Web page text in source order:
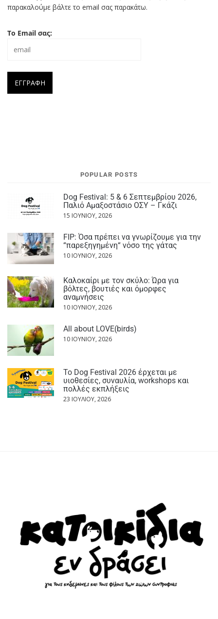
παρακαλούμε βάλτε το email σας παρακάτω.
Το Email σας:
POPULAR POSTS
Dog Festival: 5 & 6 Σεπτεμβρίου 2026,
Παλιό Αμαξοστάσιο ΟΣΥ – Γκάζι
15 ΙΟΥΝΊΟΥ, 2026
FIP: Όσα πρέπει να γνωρίζουμε για την
“παρεξηγημένη“ νόσο της γάτας
10 ΙΟΥΝΊΟΥ, 2026
Καλοκαίρι με τον σκύλο: Ώρα για
βόλτες, βουτιές και όμορφες
αναμνήσεις
10 ΙΟΥΝΊΟΥ, 2026
All about LOVE(birds)
10 ΙΟΥΝΊΟΥ, 2026
Το Dog Festival 2026 έρχεται με
υιοθεσίες, συναυλία, workshops και
πολλές εκπλήξεις
23 ΙΟΥΛΊΟΥ, 2026